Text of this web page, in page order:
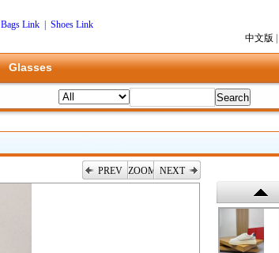
Bags Link| Shoes Link
中文版
Glasses
PREV ZOOM NEXT